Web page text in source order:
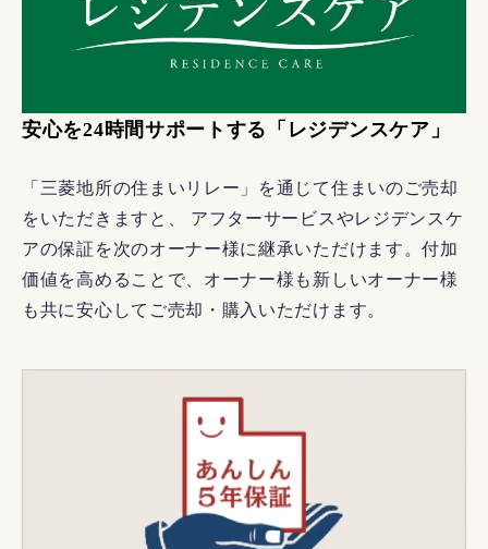
安心を24時間サポートする「レジデンスケア」
「三菱地所の住まいリレー」を通じて住まいのご売却
をいただきますと、 アフターサービスやレジデンスケ
アの保証を次のオーナー様に継承いただけます。付加
価値を高めることで、オーナー様も新しいオーナー様
も共に安心してご売却・購入いただけます。